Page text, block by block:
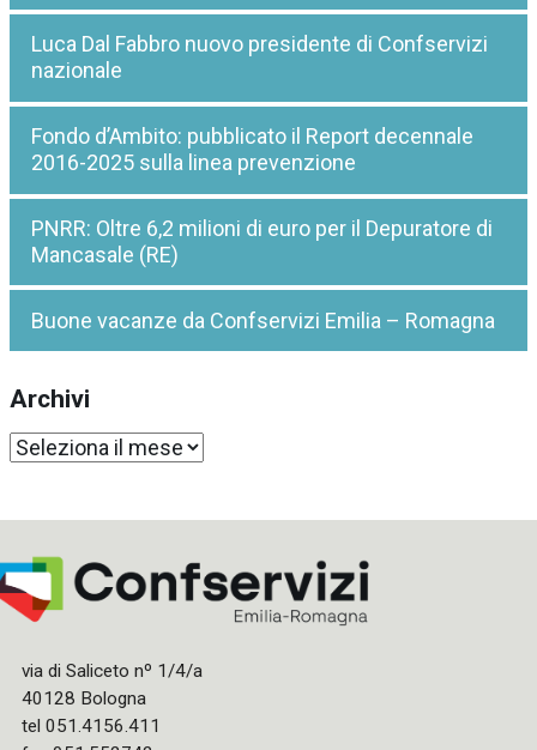
Luca Dal Fabbro nuovo presidente di Confservizi
nazionale
Fondo d’Ambito: pubblicato il Report decennale
2016-2025 sulla linea prevenzione
PNRR: Oltre 6,2 milioni di euro per il Depuratore di
Mancasale (RE)
Buone vacanze da Confservizi Emilia – Romagna
Archivi
Archivi
via di Saliceto nº 1/4/a
40128 Bologna
tel 051.4156.411